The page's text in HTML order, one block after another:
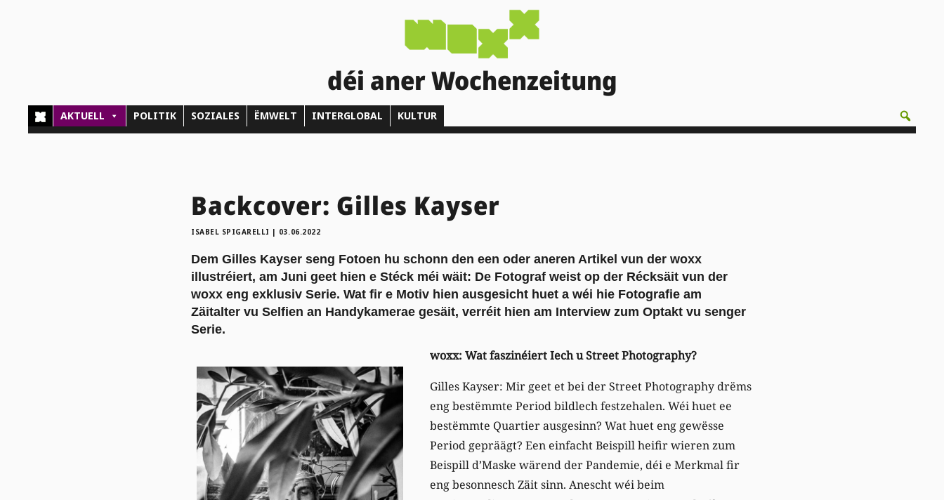
déi aner Wochenzeitung
AKTUELL POLITIK SOZIALES ËMWELT INTERGLOBAL KULTUR
Backcover: Gilles Kayser
ISABEL SPIGARELLI | 03.06.2022
Dem Gilles Kayser seng Fotoen hu schonn den een oder aneren Artikel vun der woxx
illustréiert, am Juni geet hien e Stéck méi wäit: De Fotograf weist op der Récksäit vun der
woxx eng exklusiv Serie. Wat fir e Motiv hien ausgesicht huet a wéi hie Fotografie am
Zäitalter vu Selfien an Handykamerae gesäit, verréit hien am Interview zum Optakt vu senger
Serie.
woxx: Wat faszinéiert Iech u Street Photography?
Gilles Kayser: Mir geet et bei der Street Photography drëms
eng bestëmmte Period bildlech festzehalen. Wéi huet ee
bestëmmte Quartier ausgesinn? Wat huet eng gewësse
Period gepräägt? Een einfacht Beispill heifir wieren zum
Beispill d’Maske wärend der Pandemie, déi e Merkmal fir
eng besonnesch Zäit sinn. Anescht wéi beim